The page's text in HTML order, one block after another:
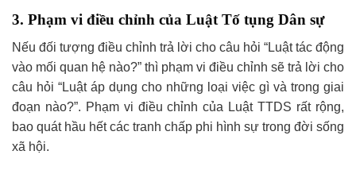
3. Phạm vi điều chỉnh của Luật Tố tụng Dân sự
Nếu đối tượng điều chỉnh trả lời cho câu hỏi “Luật tác động
vào mối quan hệ nào?” thì phạm vi điều chỉnh sẽ trả lời cho
câu hỏi “Luật áp dụng cho những loại việc gì và trong giai
đoạn nào?”. Phạm vi điều chỉnh của Luật TTDS rất rộng,
bao quát hầu hết các tranh chấp phi hình sự trong đời sống
xã hội.